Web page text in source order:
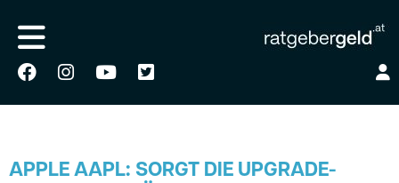
APPLE AAPL: SORGT DIE UPGRADE-